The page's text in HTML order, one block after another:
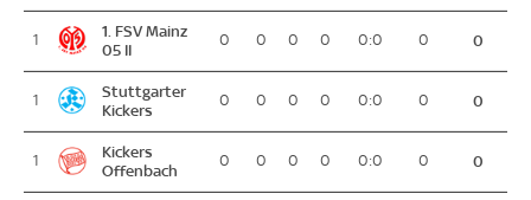
1
1. FSV Mainz
05 II
0 0 0 0 0:0 0 0
1
Stuttgarter
Kickers
0 0 0 0 0:0 0 0
1
Kickers
Offenbach
0 0 0 0 0:0 0 0